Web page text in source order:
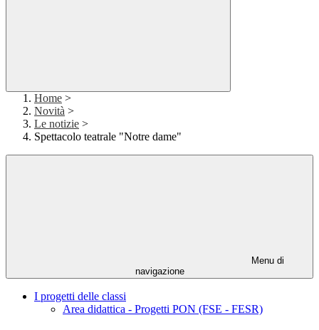
Home >
Novità >
Le notizie >
Spettacolo teatrale "Notre dame"
Menu di
navigazione
I progetti delle classi
Area didattica - Progetti PON (FSE - FESR)